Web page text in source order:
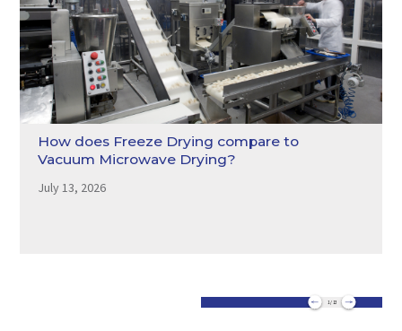
How does Freeze Drying compare to
Vacuum Microwave Drying?
July 13, 2026
1 / 13